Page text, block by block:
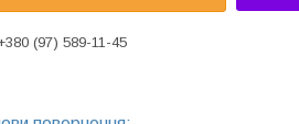
(97) 589-11-45